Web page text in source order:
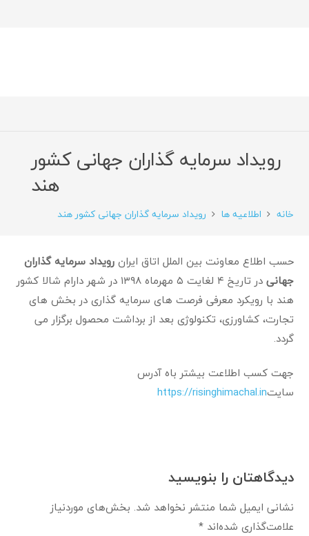
رویداد سرمایه گذاران جهانی کشور
هند
خانه اطلاعیه ها رویداد سرمایه گذاران جهانی کشور هند
حسب اطلاع معاونت بین الملل اتاق ایرانرویداد سرمایه گذاران
جهانی
در تاریخ ۴ لغایت ۵ مهرماه ۱۳۹۸ در شهر دارام شالا کشور
هند با رویکرد معرفی فرصت های سرمایه گذاری در بخش های
تجارت، کشاورزی، تکنولوژی بعد از برداشت محصول برگزار می
گردد.
جهت کسب اطلاعت بیشتر باه آدرس
سایتhttps://risinghimachal.in
دیدگاهتان را بنویسید
نشانی ایمیل شما منتشر نخواهد شد. بخش‌های موردنیاز
علامت‌گذاری شده‌اند*